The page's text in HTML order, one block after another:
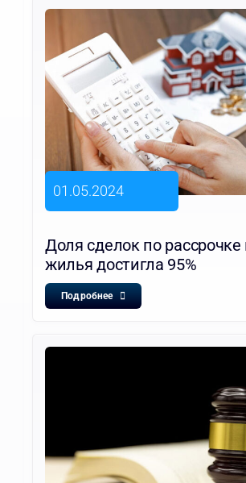
01.05.2024
Доля сделок по
жилья достигла 95%
Подробнее